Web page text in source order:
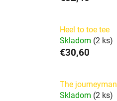
Heel to toe tee
Skladom (2 ks)
€30,60
The journeyman
Skladom (2 ks)